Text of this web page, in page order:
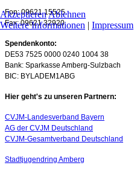
Fon: 09621 15525
Fax: 09621 32920
Spendenkonto:
DE53 7525 0000 0240 1004 38
Bank: Sparkasse Amberg-Sulzbach
BIC: BYLADEM1ABG
Hier geht's zu unseren Partnern:
CVJM-Landesverband Bayern
AG der CVJM Deutschland
CVJM-Gesamtverband Deutschland
Stadtjugendring Amberg
AkzeptierenAblehnen
Weitere Informationen | Impressum